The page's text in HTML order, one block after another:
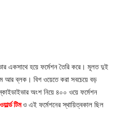
একসাথে হয়ে ফর্মেশন তৈরি করে। মূলত দুই
আর ব্লক। বিগ ওয়েতে করা সবচেয়ে বড়
অংশ নিয়ে ৪০০ ওয়ে ফর্মেশন
ওয়ার্ল্ড টিমও এই ফর্মেশনের স্থায়িত্বকাল ছিল